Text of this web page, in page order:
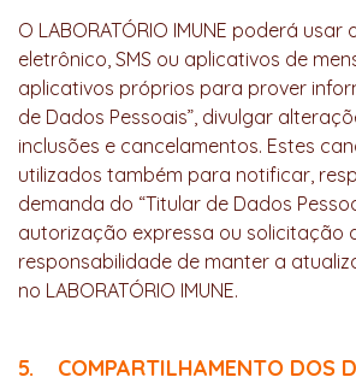
O LABORATÓRIO IMUNE poderá usar
eletrônico, SMS ou aplicativos de
aplicativos próprios para prover
de Dados Pessoais”, divulgar
inclusões e cancelamentos. Estes
utilizados também para notificar,
demanda do “Titular de Dados
autorização expressa ou solicitação
responsabilidade de manter a
no LABORATÓRIO IMUNE.
5. COMPARTILHAMENTO DOS